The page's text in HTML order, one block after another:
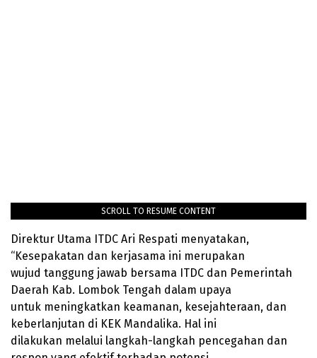
SCROLL TO RESUME CONTENT
Direktur Utama ITDC Ari Respati menyatakan,
“Kesepakatan dan kerjasama ini merupakan
wujud tanggung jawab bersama ITDC dan Pemerintah
Daerah Kab. Lombok Tengah dalam upaya
untuk meningkatkan keamanan, kesejahteraan, dan
keberlanjutan di KEK Mandalika. Hal ini
dilakukan melalui langkah-langkah pencegahan dan